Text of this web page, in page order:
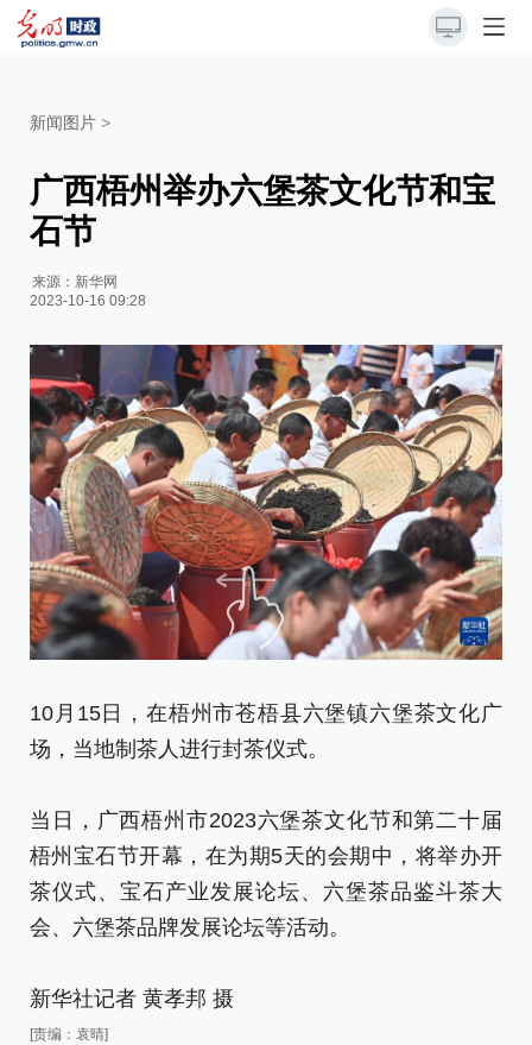
新闻图片 >
广西梧州举办六堡茶文化节和宝
石节
来源： 新华网
2023-10-16 09:28
10月15日，在梧州市苍梧县六堡镇六堡茶文化广
场，当地制茶人进行封茶仪式。
当日，广西梧州市2023六堡茶文化节和第二十届
梧州宝石节开幕，在为期5天的会期中，将举办开
茶仪式、宝石产业发展论坛、六堡茶品鉴斗茶大
会、六堡茶品牌发展论坛等活动。
新华社记者 黄孝邦 摄
[责编：袁晴]